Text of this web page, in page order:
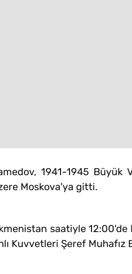
1941-1945 Büyük
Moskova'ya gitti.
saatiyle 12:00'de
Kuvvetleri Şeref Muhafız